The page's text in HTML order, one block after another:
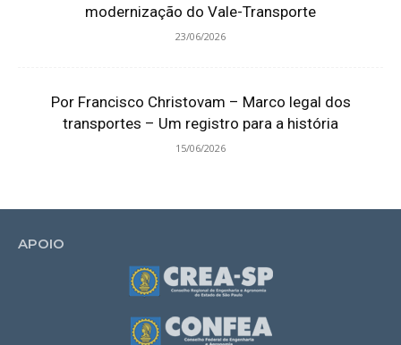
modernização do Vale-Transporte
23/06/2026
Por Francisco Christovam – Marco legal dos
transportes – Um registro para a história
15/06/2026
APOIO